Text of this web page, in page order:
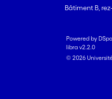
Bâtiment B,
Powered by
libra v2.2.0
© 2026